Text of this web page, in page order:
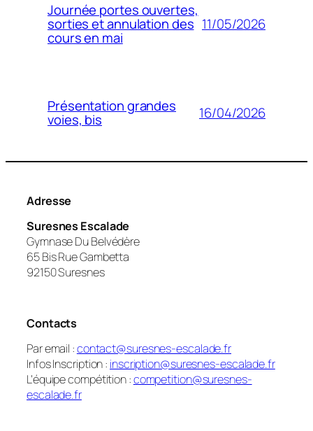
Journée portes ouvertes,
sorties et annulation des
cours en mai
11/05/2026
Présentation grandes
voies, bis 16/04/2026
Adresse
Suresnes Escalade
Gymnase Du Belvédère
65 Bis Rue Gambetta
92150 Suresnes
Contacts
Par email :contact@suresnes-escalade.fr
Infos Inscription : inscription@suresnes-escalade.fr
L’équipe compétition :competition@suresnes-
escalade.fr